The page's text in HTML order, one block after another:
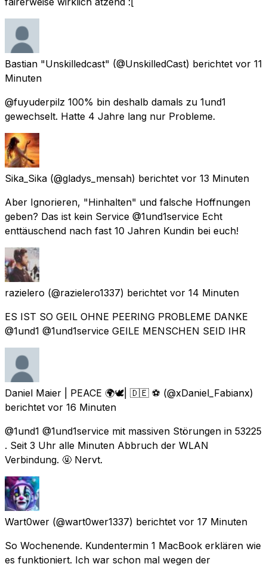
Bastian "Unskilledcast" (@UnskilledCast) berichtet vor 11
Minuten
@fuyuderpilz 100% bin deshalb damals zu 1und1
gewechselt. Hatte 4 Jahre lang nur Probleme.
Sika_Sika (@gladys_mensah) berichtet vor 13 Minuten
Aber Ignorieren, "Hinhalten" und falsche Hoffnungen
geben? Das ist kein Service @1und1service Echt
enttäuschend nach fast 10 Jahren Kundin bei euch!
razielero (@razielero1337) berichtet vor 14 Minuten
ES IST SO GEIL OHNE PEERING PROBLEME DANKE
@1und1 @1und1service GEILE MENSCHEN SEID IHR
Daniel Maier | PEACE 🌍🕊| 🇩🇪 ⚽️ (@xDaniel_Fabianx)
berichtet vor 16 Minuten
@1und1 @1und1service mit massiven Störungen in 53225
. Seit 3 Uhr alle Minuten Abbruch der WLAN
Verbindung. 🤬 Nervt.
Wart0wer (@wart0wer1337) berichtet vor 17 Minuten
So Wochenende. Kundentermin 1 MacBook erklären wie
es funktioniert. Ich war schon mal wegen der